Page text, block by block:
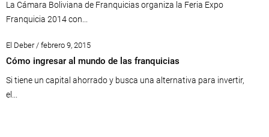
La Cámara Boliviana de Franquicias organiza la Feria Expo
Franquicia 2014 con...
El Deber / febrero 9, 2015
Cómo ingresar al mundo de las franquicias
Si tiene un capital ahorrado y busca una alternativa para invertir,
el...